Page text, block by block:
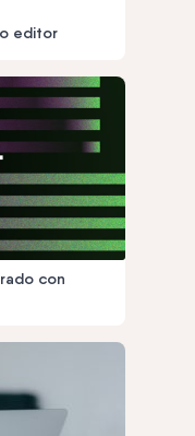
editor
con